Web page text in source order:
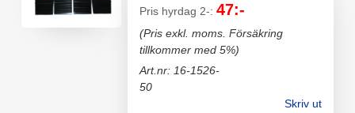
Pris hyrdag 2-:47:-
(Pris exkl. moms. Försäkring
tillkommer med 5%)
Art.nr: 16-1526-
50
Skriv ut